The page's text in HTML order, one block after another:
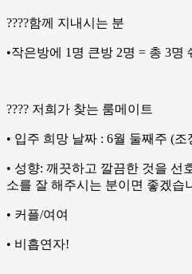
????함께 지내시는 분
•작은방에 1명 큰방 2명 = 총 3명
???? 저희가 찾는 룸메이트
• 입주 희망 날짜 : 6월 둘째주 (조
• 성향: 깨끗하고 깔끔한 것을 선
소를 잘 해주시는 분이면 좋겠습
• 커플/여여
• 비흡연자!